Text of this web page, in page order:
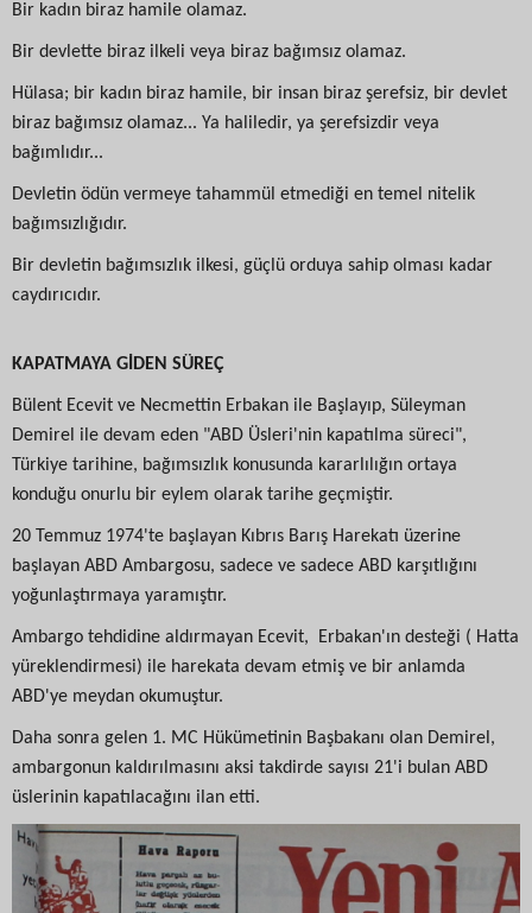
Bir kadın biraz hamile olamaz.
Bir devlette biraz ilkeli veya biraz bağımsız olamaz.
Hülasa; bir kadın biraz hamile, bir insan biraz şerefsiz, bir devlet
biraz bağımsız olamaz... Ya haliledir, ya şerefsizdir veya
bağımlıdır...
Devletin ödün vermeye tahammül etmediği en temel nitelik
bağımsızlığıdır.
Bir devletin bağımsızlık ilkesi, güçlü orduya sahip olması kadar
caydırıcıdır.
KAPATMAYA GİDEN SÜREÇ
Bülent Ecevit ve Necmettin Erbakan ile Başlayıp, Süleyman
Demirel ile devam eden "ABD Üsleri'nin kapatılma süreci",
Türkiye tarihine, bağımsızlık konusunda kararlılığın ortaya
konduğu onurlu bir eylem olarak tarihe geçmiştir.
20 Temmuz 1974'te başlayan Kıbrıs Barış Harekatı üzerine
başlayan ABD Ambargosu, sadece ve sadece ABD karşıtlığını
yoğunlaştırmaya yaramıştır.
Ambargo tehdidine aldırmayan Ecevit, Erbakan'ın desteği ( Hatta
yüreklendirmesi) ile harekata devam etmiş ve bir anlamda
ABD'ye meydan okumuştur.
Daha sonra gelen 1. MC Hükümetinin Başbakanı olan Demirel,
ambargonun kaldırılmasını aksi takdirde sayısı 21'i bulan ABD
üslerinin kapatılacağını ilan etti.